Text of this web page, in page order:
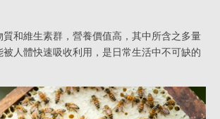
和維生素群，營養價值高，其中所含之多量
人體快速吸收利用，是日常生活中不可缺的